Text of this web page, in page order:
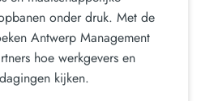
onder druk. Met de
Antwerp Management
hoe werkgevers en
kijken.